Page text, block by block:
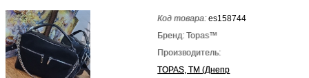
Код товара:es158744
Бренд: Topas™
Производитель:
TOPAS, TM (Днепр